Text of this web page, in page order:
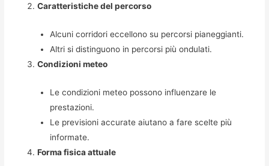
Caratteristiche del percorso
Alcuni corridori eccellono su percorsi pianeggianti.
Altri si distinguono in percorsi più ondulati.
Condizioni meteo
Le condizioni meteo possono influenzare le
prestazioni.
Le previsioni accurate aiutano a fare scelte più
informate.
Forma fisica attuale